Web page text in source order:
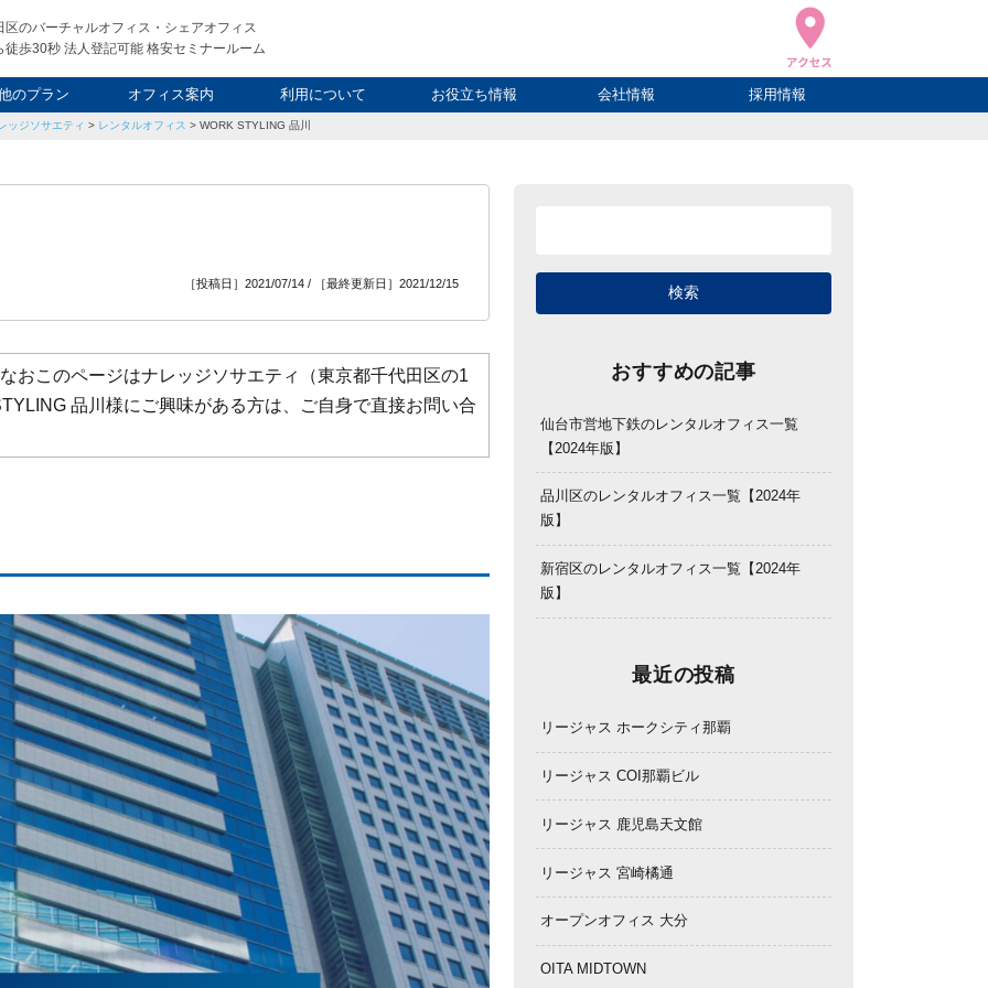
区のバーチャルオフィス・シェアオフィス
徒歩30秒 法人登記可能 格安セミナールーム
のプラン
ルオフィス
ィークエンド
会議室
オフィス案内 利用について
利用料金
申込について
FAQ
お役立ち情報 会社情報 採用情報
ッジソサエティ > レンタルオフィス > WORK STYLING 品川
［投稿日］2021/07/14 / ［最終更新日］2021/12/15
おこのページはナレッジソサエティ（東京都千代田区の1
品川様にご興味がある方は、ご自身で直接お問い合
おすすめの記事
仙台市営地下鉄のレンタルオフィス一覧
【2024年版】
品川区のレンタルオフィス一覧【2024年
版】
新宿区のレンタルオフィス一覧【2024年
版】
最近の投稿
リージャス ホークシティ那覇
リージャス COI那覇ビル
リージャス 鹿児島天文館
リージャス 宮崎橘通
オープンオフィス 大分
OITA MIDTOWN